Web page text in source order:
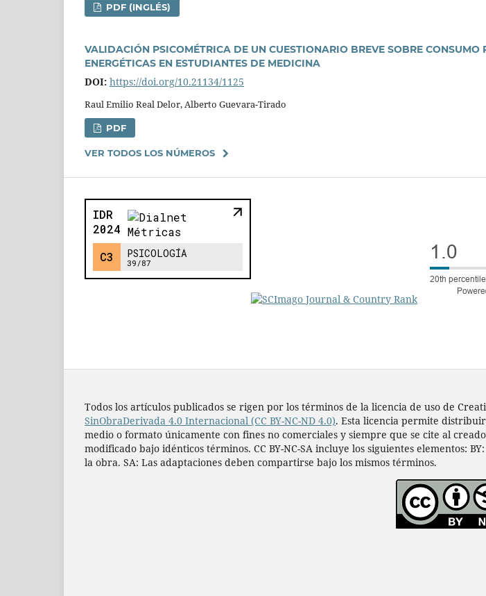
PDF (INGLÉS)
VALIDACIÓN PSICOMÉTRICA DE UN CUESTIONARIO BREVE SOBRE
ENERGÉTICAS EN ESTUDIANTES DE MEDICINA
DOI: https://doi.org/10.21134/1125
Raul Emilio Real Delor, Alberto Guevara-Tirado
PDF
VER TODOS LOS NÚMEROS
Todos los artí­culos publicados se rigen por los términos de la licencia de uso de
SinObraDerivada 4.0 Internacional (CC BY-NC-ND 4.0). Esta licencia permite
medio o formato únicamente con fines no comerciales y siempre que se cite al
modificado bajo idénticos términos. CC BY-NC-SA incluye los siguientes elementos:
la obra. SA: Las adaptaciones deben compartirse bajo los mismos términos.